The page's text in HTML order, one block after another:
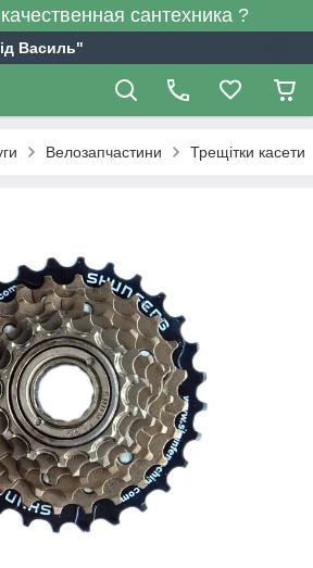
сантехника ?
Василь"
Велозапчастини Трещітки касети